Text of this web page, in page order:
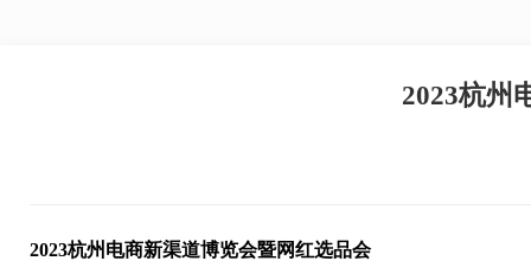
2023杭州
2023杭州电商新渠道博览会暨网红选品会